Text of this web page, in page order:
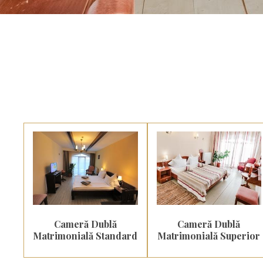
Cameră Dublă
Matrimonială Standard
Cameră Dublă
Matrimonială Standard
Paturi 1
Persoane 2
MAI MULTE
Cameră Dublă
Matrimonială Superior
Cameră Dublă
Matrimonială Superior
Paturi 1
Persoane 4
MAI MULTE